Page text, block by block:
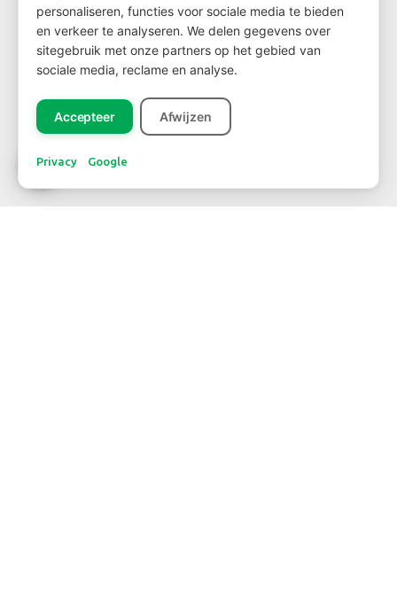
Möchten Sie Kunde werden?
Überdiesen Linkkommen Sie zum Kundenformular
personaliseren, functies voor sociale media te bieden
en verkeer te analyseren. We delen gegevens over
sitegebruik met onze partners op het gebied van
sociale media, reclame en analyse.
Accepteer Afwijzen
Privacy Google